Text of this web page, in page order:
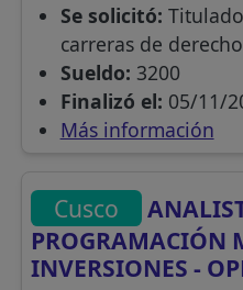
Se solicitó:
carreras de
Sueldo: 3200
Finalizó el: 05/11/
Más información
Cusco
PROGRAMACIÓN
INVERSIONES -